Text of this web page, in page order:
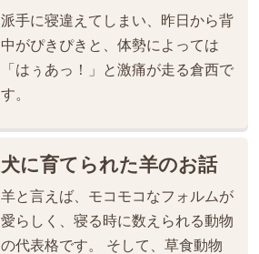
派手に寝違えてしまい、昨日から背
中がぴきぴきと、体勢によっては
「はぅあっ！」と激痛が走る倉西で
す。
犬に育てられた羊のお話
羊と言えば、モコモコなフォルムが
愛らしく、寝る時に数えられる動物
の代表格です。 そして、草食動物